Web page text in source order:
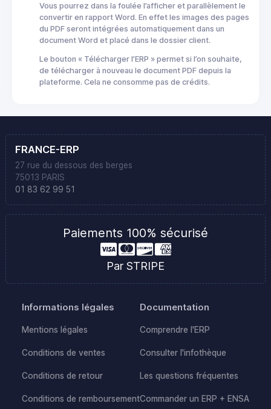
Vous pourrez dans la foulée l’afficher et parallèlement le
convertir en rapport Word. En effet les images des pages
du PDF seront intégrées automatiquement dans un
document Word et placé dans le dossier client.
Le bouton « Télécharger l’ERP » permet si l’on souhaite,
de télécharger à nouveau le document PDF depuis la
plateforme. Cela ne consomme pas de crédits.
FRANCE-ERP
27 rue du dessous des berges
75013 PARIS
01 83 62 99 51
Paiements 100% sécurisé
Par STRIPE
Informations légales
Mentions légales
Conditions de ventes
Conditions de retour
Conditions de remboursement
Documentation
Comprendre l'ERP
Consulter l'infothèque
Les questions fréquentes
Commander un ERP + ENSA